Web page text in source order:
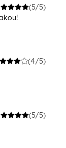
(5/5)
(4/5)
(5/5)